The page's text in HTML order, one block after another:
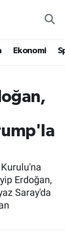
Ekonomi
Erdoğan,
Saray'da